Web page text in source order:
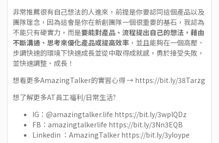
非常推薦很有自己想法的人進來，前提是你要認同這個產品以及
團隊理念，因為這會是你在新創團隊一個很重要的基石，我認為
不能只有硬實力，而是要能對產品、流程提出自己的想法，藉由
不斷溝通、思考來優化產品或提高效率 ，並且能夠在一個高壓、
步調快速的環境下快速成長並從中取得成就感，勇於接受失敗，
並快速調整、成長！
想看更多AmazingTalker的實習心得 → https://bit.ly/38Tarzg
想了解更多AT員工福利/日常生活?
IG：@amazingtalker.life https://bit.ly/3wplQDz
FB：amazingtalkerlife https://bit.ly/3Nn3EQB
Linkedin ：AmazingTalker https://bit.ly/3yIoype